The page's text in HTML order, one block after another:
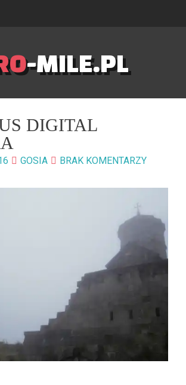
-MILE.PL
DIGITAL
GOSIA BRAK KOMENTARZY